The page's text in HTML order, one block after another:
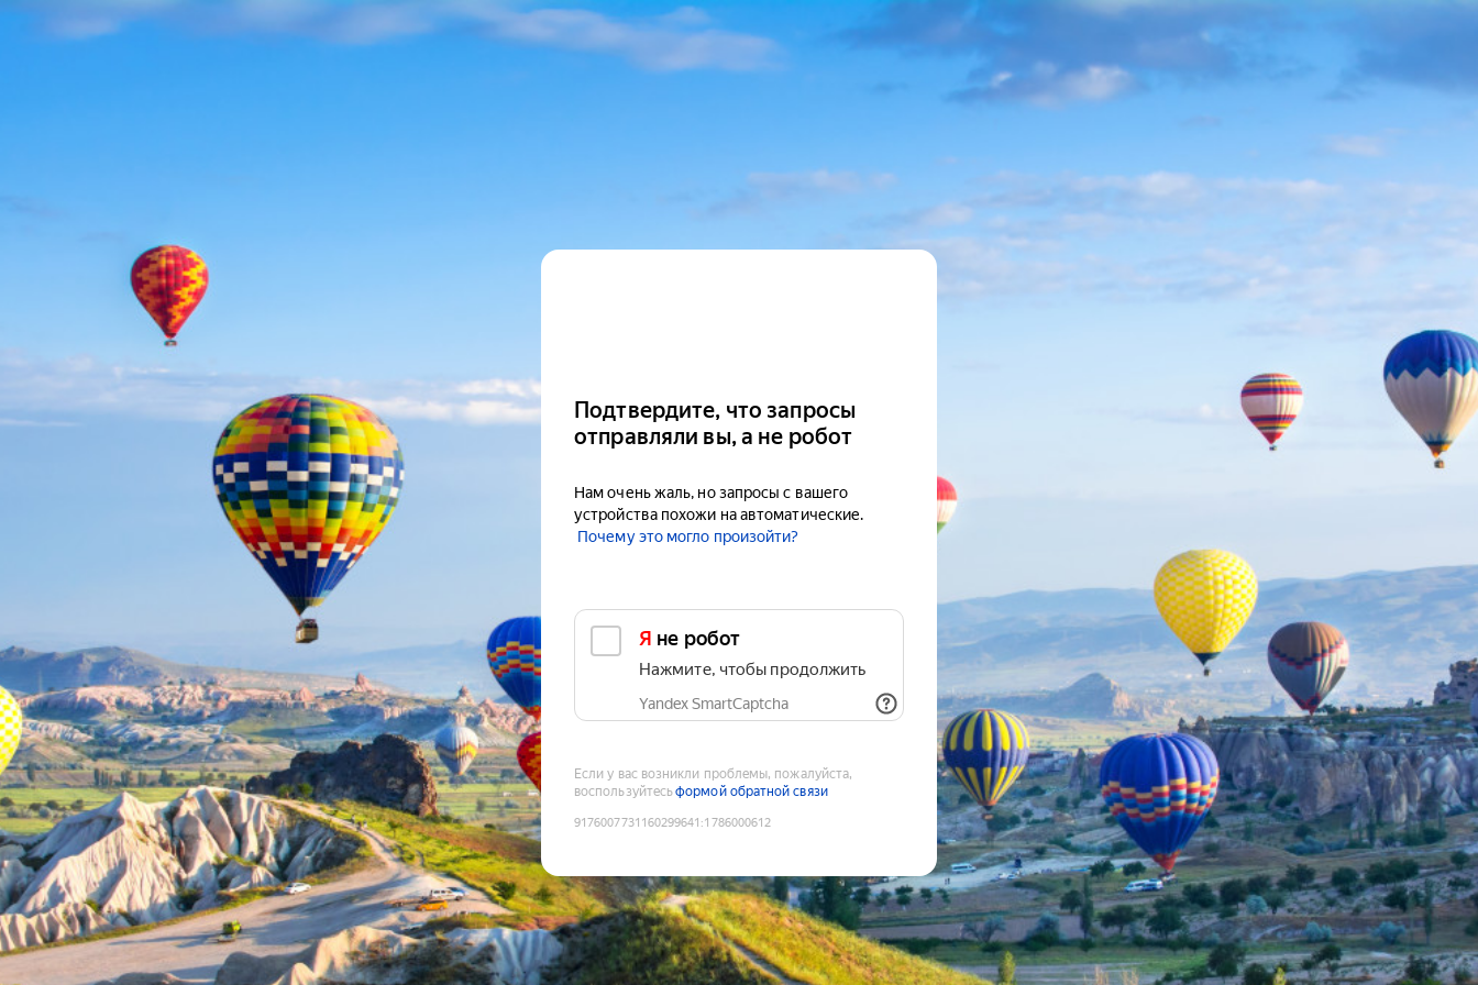
Подтвердите, что запросы
отправляли вы, а не робот
Нам очень жаль, но запросы с вашего
устройства похожи на автоматические.
Почему это могло произойти?
Я не робот
Нажмите, чтобы продолжить
Yandex SmartCaptcha
Если у вас возникли проблемы, пожалуйста,
воспользуйтесьформой обратной связи
9176007731160299641 :1786000612